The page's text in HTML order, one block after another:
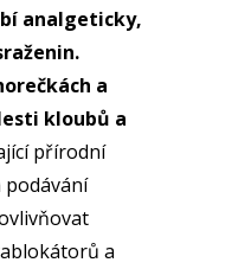
analgeticky,
a
kloubů a
přírodní
a